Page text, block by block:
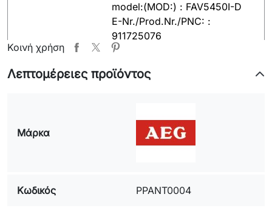
model:(MOD:) : FAV5450I-D
E-Nr./Prod.Nr./PNC: :
911725076
model(MOD) : ESF473
ZANUSSI
model(MOD) : ZDT5052
Κοινή χρήση
Λεπτομέρειες προϊόντος
Μάρκα
Κωδικός PPANT0004